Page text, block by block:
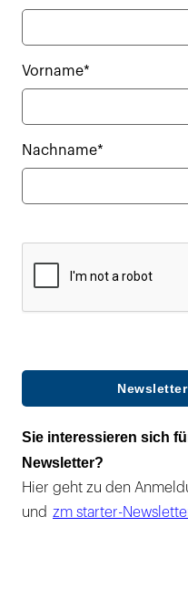
Vorname*
Nachname*
Sie interessieren sich
Newsletter?
Hier geht zu den
und zm starter-